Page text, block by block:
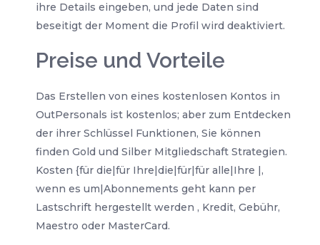
ihre Details eingeben, und jede Daten sind
beseitigt der Moment die Profil wird deaktiviert.
Preise und Vorteile
Das Erstellen von eines kostenlosen Kontos in
OutPersonals ist kostenlos; aber zum Entdecken
der ihrer Schlüssel Funktionen, Sie können
finden Gold und Silber Mitgliedschaft Strategien.
Kosten {für die|für Ihre|die|für|für alle|Ihre |,
wenn es um|Abonnements geht kann per
Lastschrift hergestellt werden , Kredit, Gebühr,
Maestro oder MasterCard.